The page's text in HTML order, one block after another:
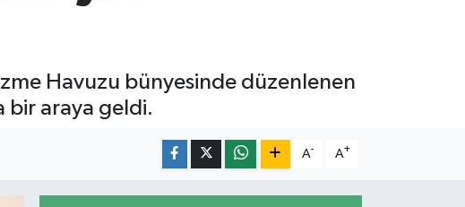
Havuzu bünyesinde düzenlenen
bir araya geldi.
A- A+